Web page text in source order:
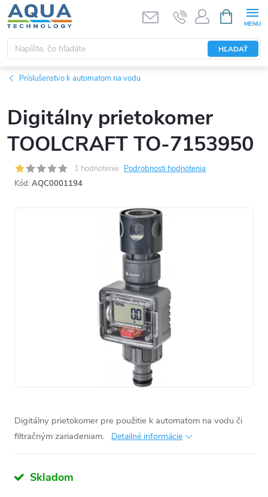
Prejsť
na
obsah
HĽADAŤ
KOŠÍK
Príslušenstvo k automatom na vodu
Digitálny prietokomer
TOOLCRAFT TO-7153950
1 hodnotenie Podrobnosti hodnotenia
Kód: AQC0001194
Digitálny prietokomer pre použitie k automatom na vodu či
filtračným zariadeniam.
Detailné informácie
Skladom